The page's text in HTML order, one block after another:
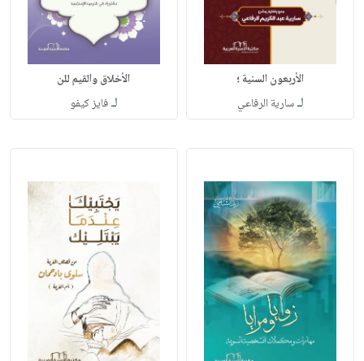
الأربعون السنية ؛
لـسارية الرفاعي
الأخلاق والقيم للن
لـفايز كيفو